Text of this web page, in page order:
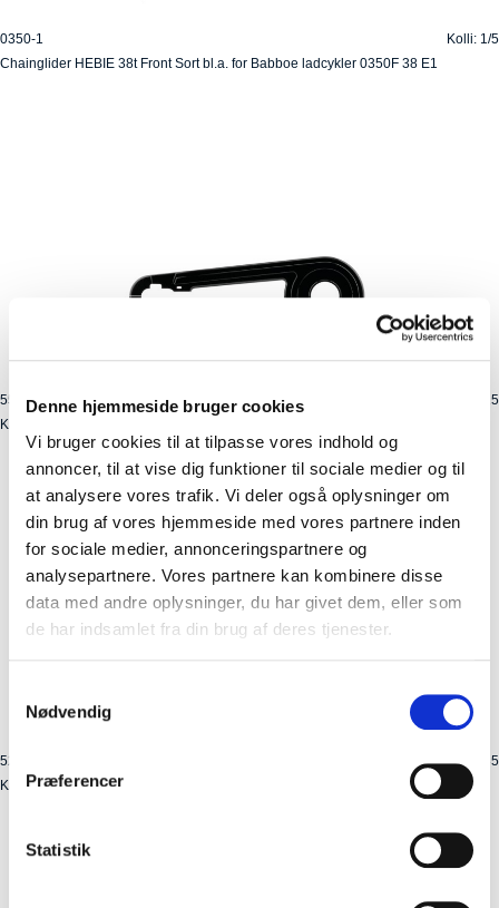
Denne hjemmeside bruger cookies
Vi bruger cookies til at tilpasse vores indhold og
annoncer, til at vise dig funktioner til sociale medier og til
at analysere vores trafik. Vi deler også oplysninger om
din brug af vores hjemmeside med vores partnere inden
for sociale medier, annonceringspartnere og
analysepartnere. Vores partnere kan kombinere disse
data med andre oplysninger, du har givet dem, eller som
de har indsamlet fra din brug af deres tjenester.
Nødvendig
Præferencer
Statistik
0350-1
Kolli: 1/5
Chainglider HEBIE 38t Front Sort bl.a. for Babboe ladcykler 0350F 38 E1
5548-1
Kolli: 1/15
Kædeskærm AXA 46-48T Sort for 26/28" hjul beslag medfølger
5233-1
Kolli: 35
Kædeskærm HEBIE Sort 33t Nexus ø16cm(35) Uden beslag